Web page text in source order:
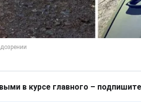
в курсе главного –